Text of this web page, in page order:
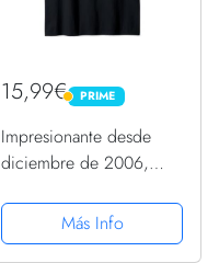
15,99€ PRIME
PRIME
Impresionante desde
diciembre de 2006,
divertido retro Camiseta
sin Mangas
Más Info